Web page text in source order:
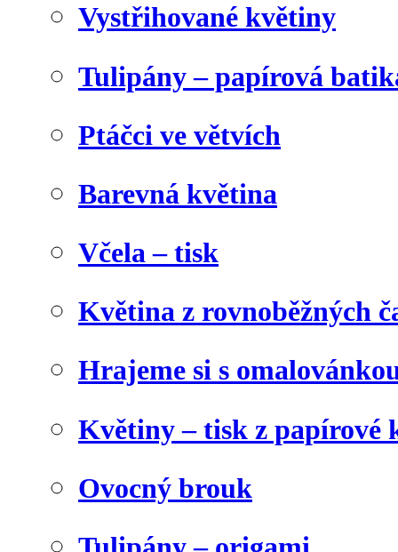
Vystřihované květiny
Tulipány – papírová
Ptáčci ve větvích
Barevná květina
Včela – tisk
Květina z rovnoběžných
Hrajeme si s
Květiny – tisk z papírové
Ovocný brouk